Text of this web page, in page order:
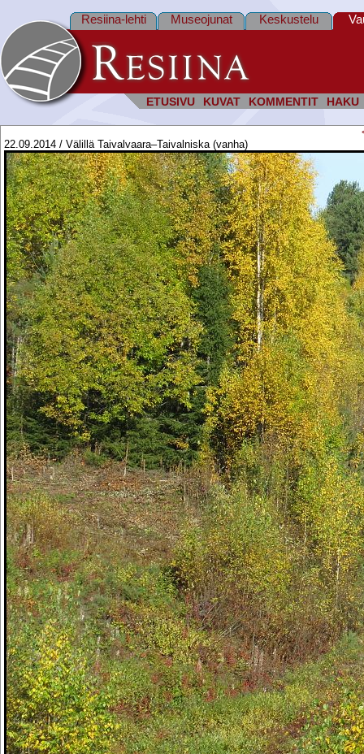
ETUSIVU KUVAT KOMMENTIT HAKU
Resiina-lehti Museojunat Keskustelu
22.09.2014 / Välillä Taivalvaara–Taivalniska (vanha)